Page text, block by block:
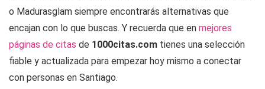
o Madurasglam siempre encontrarás alternativas que
encajan con lo que buscas. Y recuerda que en mejores
páginas de citas de 1000citas.com tienes una selección
fiable y actualizada para empezar hoy mismo a conectar
con personas en Santiago.